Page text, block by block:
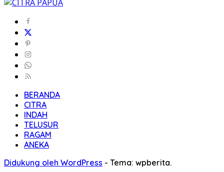
BERANDA
CITRA
INDAH
TELUSUR
RAGAM
ANEKA
Didukung oleh WordPress - Tema: wpberita.